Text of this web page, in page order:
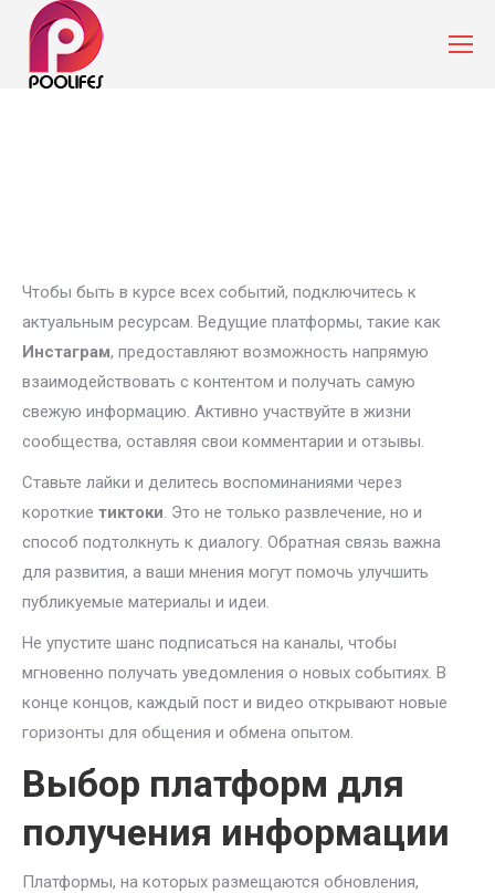
Чтобы быть в курсе всех событий, подключитесь к
актуальным ресурсам. Ведущие платформы, такие как
Инстаграм, предоставляют возможность напрямую
взаимодействовать с контентом и получать самую
свежую информацию. Активно участвуйте в жизни
сообщества, оставляя свои комментарии и отзывы.
Ставьте лайки и делитесь воспоминаниями через
короткие тиктоки. Это не только развлечение, но и
способ подтолкнуть к диалогу. Обратная связь важна
для развития, а ваши мнения могут помочь улучшить
публикуемые материалы и идеи.
Не упустите шанс подписаться на каналы, чтобы
мгновенно получать уведомления о новых событиях. В
конце концов, каждый пост и видео открывают новые
горизонты для общения и обмена опытом.
Выбор платформ для
получения информации
Платформы, на которых размещаются обновления,